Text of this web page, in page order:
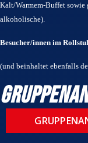
Kalt/Warmem-Buffet sowie
alkoholische).
Besucher/innen im
(und beinhaltet ebenfalls